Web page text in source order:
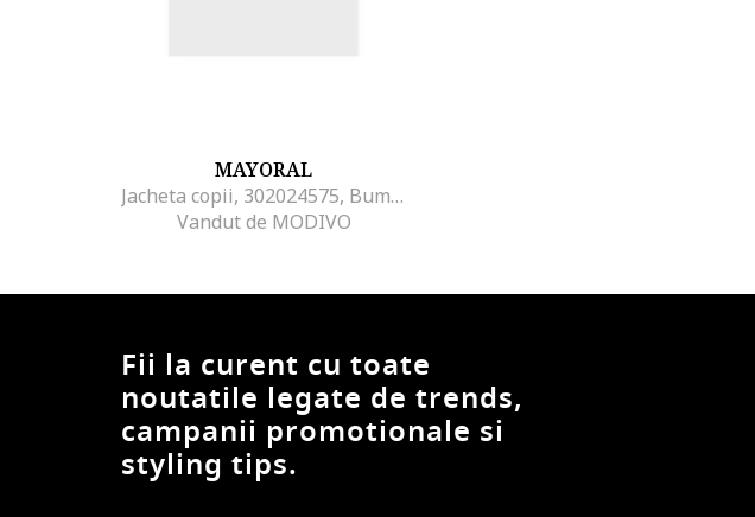
MAYORAL
Jacheta copii, 302024575, Bumbac, Poliester - 64977, Bleumarin,
Vandut de MODIVO
Fii la curent cu toate
noutatile legate de trends,
campanii promotionale si
styling tips.